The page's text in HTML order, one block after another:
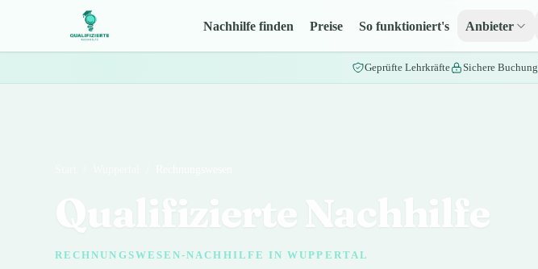
Nachhilfe finden Preise So funktioniert's Anbieter
Geprüfte Lehrkräfte Sichere Buchung
Qualifizierte Nachhilfe
RECHNUNGSWESEN-NACHHILFE IN WUPPERTAL